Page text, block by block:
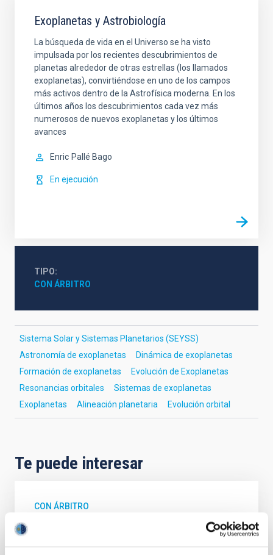
Exoplanetas y Astrobiología
La búsqueda de vida en el Universo se ha visto
impulsada por los recientes descubrimientos de
planetas alrededor de otras estrellas (los llamados
exoplanetas), convirtiéndose en uno de los campos
más activos dentro de la Astrofísica moderna. En los
últimos años los descubrimientos cada vez más
numerosos de nuevos exoplanetas y los últimos
avances
Enric Pallé Bago
En ejecución
TIPO
CON ÁRBITRO
Sistema Solar y Sistemas Planetarios (SEYSS)
Astronomía de exoplanetas
Dinámica de exoplanetas
Formación de exoplanetas
Evolución de Exoplanetas
Resonancias orbitales
Sistemas de exoplanetas
Exoplanetas
Alineación planetaria Evolución orbital
Te puede interesar
CON ÁRBITRO
Magnetic Field Alignment with Dense
Cores in the Transition between Cloud and